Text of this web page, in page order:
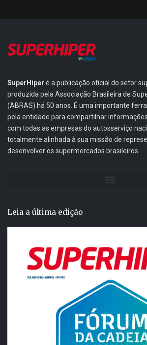
SuperHiper é a publicação oficial do setor
produzida pela Associação Brasileira de
(ABRAS) há 50 anos. É uma importante
pela entidade para compartilhar
com todas as empresas do autosserviço
totalmente alinhada à sua missão de
desenvolver os supermercados brasileiros.
Leia a última edição